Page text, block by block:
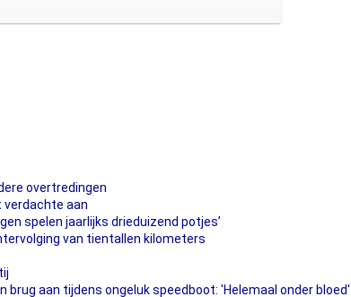
overtredingen
verdachte aan
spelen jaarlijks drieduizend potjes’
van tientallen kilometers
aan tijdens ongeluk speedboot: 'Helemaal onder bloed'